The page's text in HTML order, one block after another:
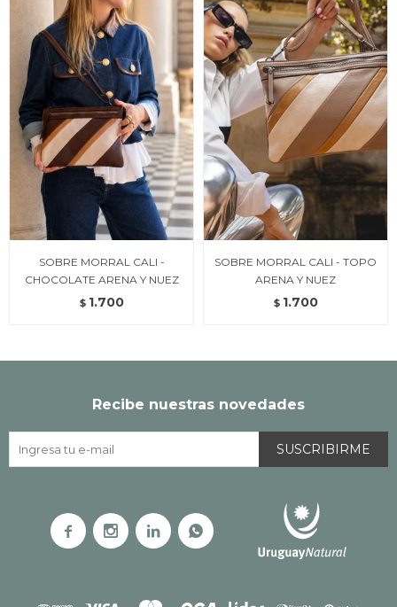
SOBRE MORRAL CALI -
CHOCOLATE ARENA Y NUEZ
$ 1.700
SOBRE MORRAL CALI - TOPO
ARENA Y NUEZ
$ 1.700
Recibe nuestras novedades
SUSCRIBIRME
   